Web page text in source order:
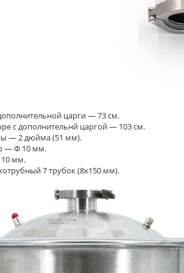
царги — 73 см.
с дополнительнй царгой — 103 см.
— 2 дюйма (51 мм).
— Ф 10 мм.
мм.
7 трубок (8х150 мм).